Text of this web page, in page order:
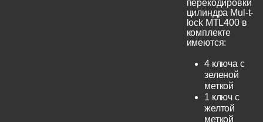
перекодировки
цилиндра Mul-t-
lock MTL400 в
комплекте
имеются:
4 ключа с
зеленой
меткой
1 ключ с
желтой
меткой